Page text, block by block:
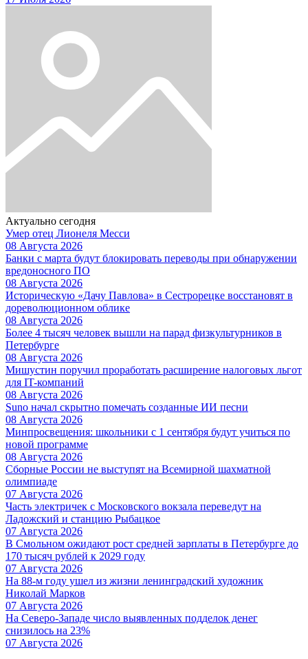
Актуально сегодня
Умер отец Лионеля Месси
08 Августа 2026
Банки с марта будут блокировать переводы при обнаружении
вредоносного ПО
08 Августа 2026
Историческую «Дачу Павлова» в Сестрорецке восстановят в
дореволюционном облике
08 Августа 2026
Более 4 тысяч человек вышли на парад физкультурников в
Петербурге
08 Августа 2026
Мишустин поручил проработать расширение налоговых льгот
для IT-компаний
08 Августа 2026
Suno начал скрытно помечать созданные ИИ песни
08 Августа 2026
Минпросвещения: школьники с 1 сентября будут учиться по
новой программе
08 Августа 2026
Сборные России не выступят на Всемирной шахматной
олимпиаде
07 Августа 2026
Часть электричек с Московского вокзала переведут на
Ладожский и станцию Рыбацкое
07 Августа 2026
В Смольном ожидают рост средней зарплаты в Петербурге до
170 тысяч рублей к 2029 году
07 Августа 2026
На 88-м году ушел из жизни ленинградский художник
Николай Марков
07 Августа 2026
На Северо-Западе число выявленных подделок денег
снизилось на 23%
07 Августа 2026